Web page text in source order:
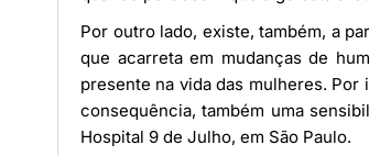
Por outro lado, existe, também, a
que acarreta em mudanças de
presente na vida das mulheres.
consequência, também uma
Hospital 9 de Julho, em São Paulo.